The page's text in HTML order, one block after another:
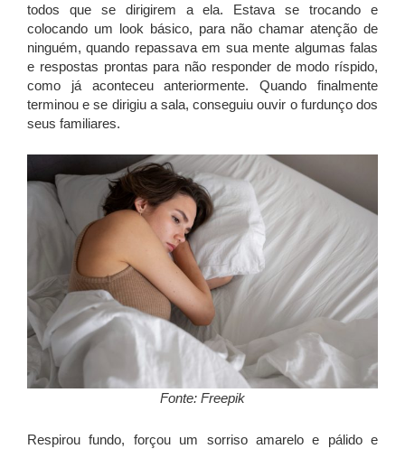
todos que se dirigirem a ela. Estava se trocando e
colocando um look básico, para não chamar atenção de
ninguém, quando repassava em sua mente algumas falas
e respostas prontas para não responder de modo ríspido,
como já aconteceu anteriormente. Quando finalmente
terminou e se dirigiu a sala, conseguiu ouvir o furdunço dos
seus familiares.
Fonte: Freepik
Respirou fundo, forçou um sorriso amarelo e pálido e